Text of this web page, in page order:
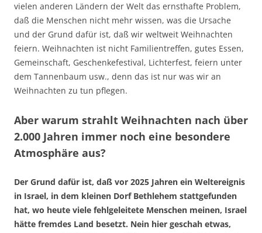
vielen anderen Ländern der Welt das ernsthafte Problem,
daß die Menschen nicht mehr wissen, was die Ursache
und der Grund dafür ist, daß wir weltweit Weihnachten
feiern. Weihnachten ist nicht Familientreffen, gutes Essen,
Gemeinschaft, Geschenkefestival, Lichterfest, feiern unter
dem Tannenbaum usw., denn das ist nur was wir an
Weihnachten zu tun pflegen.
Aber warum strahlt Weihnachten nach über
2.000 Jahren immer noch eine besondere
Atmosphäre aus?
Der Grund dafür ist, daß vor 2025 Jahren ein Weltereignis
in Israel, in dem kleinen Dorf Bethlehem stattgefunden
hat, wo heute viele fehlgeleitete Menschen meinen, Israel
hätte fremdes Land besetzt. Nein hier geschah etwas,